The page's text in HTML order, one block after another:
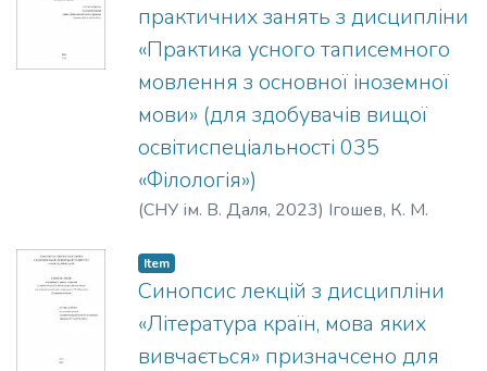
практичних занять з дисципліни
«Практика усного таписемного
мовлення з основної іноземної
мови» (для здобувачів вищої
освітиспеціальності 035
«Філологія»)
(СНУ ім. В. Даля, 2023) Ігошев, К. М.
Item
Синопсис лекцій з дисципліни
«Література країн, мова яких
вивчається» призначсено для